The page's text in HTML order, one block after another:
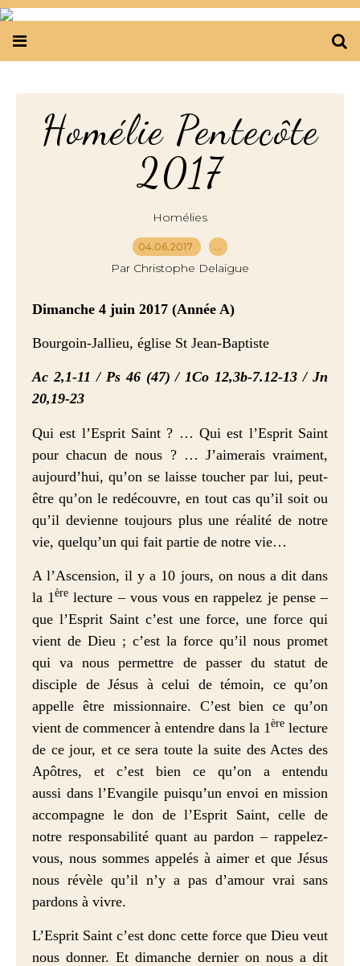
Homélie Pentecôte
2017
Homélies
04.06.2017 …
Par Christophe Delaigue
Dimanche 4 juin 2017 (Année A)
Bourgoin-Jallieu, église St Jean-Baptiste
Ac 2,1-11 / Ps 46 (47) / 1Co 12,3b-7.12-13 / Jn
20,19-23
Qui est l’Esprit Saint ? … Qui est l’Esprit Saint
pour chacun de nous ? … J’aimerais vraiment,
aujourd’hui, qu’on se laisse toucher par lui, peut-
être qu’on le redécouvre, en tout cas qu’il soit ou
qu’il devienne toujours plus une réalité de notre
vie, quelqu’un qui fait partie de notre vie…
A l’Ascension, il y a 10 jours, on nous a dit dans
la 1ère lecture – vous vous en rappelez je pense –
que l’Esprit Saint c’est une force, une force qui
vient de Dieu ; c’est la force qu’il nous promet
qui va nous permettre de passer du statut de
disciple de Jésus à celui de témoin, ce qu’on
appelle être missionnaire. C’est bien ce qu’on
vient de commencer à entendre dans la 1ère lecture
de ce jour, et ce sera toute la suite des Actes des
Apôtres, et c’est bien ce qu’on a entendu
aussi dans l’Evangile puisqu’un envoi en mission
accompagne le don de l’Esprit Saint, celle de
notre responsabilité quant au pardon – rappelez-
vous, nous sommes appelés à aimer et que Jésus
nous révèle qu’il n’y a pas d’amour vrai sans
pardons à vivre.
L’Esprit Saint c’est donc cette force que Dieu veut
nous donner. Et dimanche dernier on nous a dit